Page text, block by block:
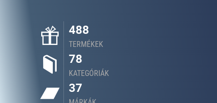
488
TERMÉKEK
78
KATEGÓRIÁK
37